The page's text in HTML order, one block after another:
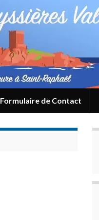
Formulaire de Contact